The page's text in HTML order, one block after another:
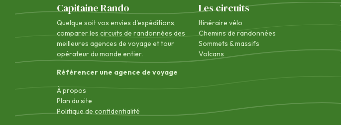
Capitaine Rando
Quelque soit vos envies d'expéditions,
comparer les circuits de randonnées des
meilleures agences de voyage et tour
opérateur du monde entier.
Référencer une agence de voyage
À propos
Plan du site
Politique de confidentialité
Les circuits
Itinéraire vélo
Chemins de randonnées
Sommets & massifs
Volcans